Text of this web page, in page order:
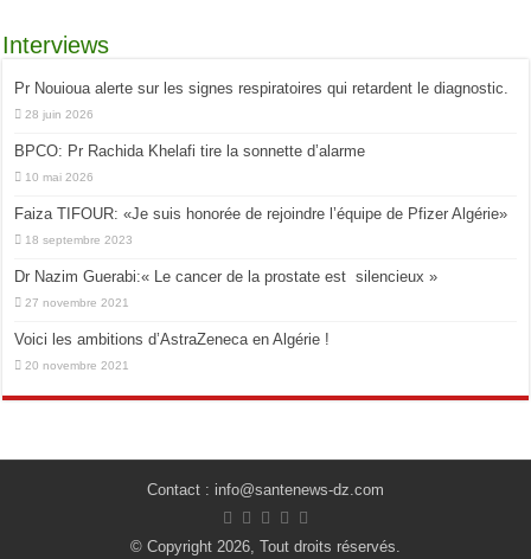
Interviews
Pr Nouioua alerte sur les signes respiratoires qui retardent le diagnostic.
28 juin 2026
BPCO: Pr Rachida Khelafi tire la sonnette d’alarme
10 mai 2026
Faiza TIFOUR: «Je suis honorée de rejoindre l’équipe de Pfizer Algérie»
18 septembre 2023
Dr Nazim Guerabi:« Le cancer de la prostate est silencieux »
27 novembre 2021
Voici les ambitions d’AstraZeneca en Algérie !
20 novembre 2021
Contact : info@santenews-dz.com
© Copyright 2026, Tout droits réservés.